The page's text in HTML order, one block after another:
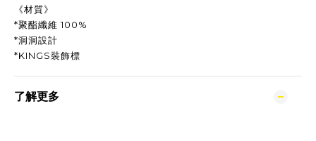
《材質》
*聚酯纖維 100%
*洞洞設計
*KINGS裝飾標
了解更多